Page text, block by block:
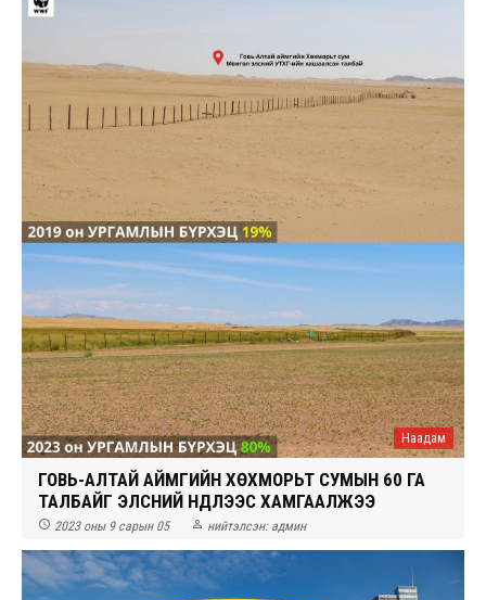
Наадам
ГОВЬ-АЛТАЙ АЙМГИЙН ХӨХМОРЬТ СУМЫН 60 ГА
ТАЛБАЙГ ЭЛСНИЙ НҮҮДЛЭЭС ХАМГААЛЖЭЭ
 2023 оны 9 сарын 05  нийтэлсэн: админ